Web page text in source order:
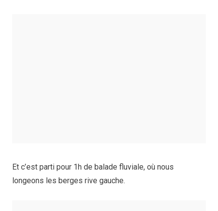
Et c’est parti pour 1h de balade fluviale, où nous
longeons les berges rive gauche.